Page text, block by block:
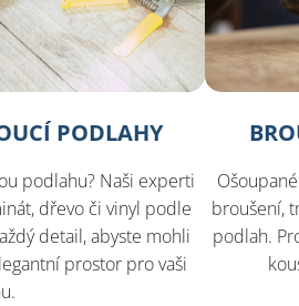
PODLAHY
podlahu? Naši experti
dřevo či vinyl podle
detail, abyste mohli
prostor pro vaši
broušení,
podlah.